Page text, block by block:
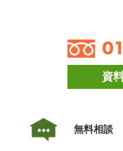
資
無料相談